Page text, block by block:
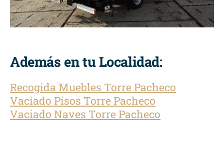
Además en tu Localidad:
Recogida Muebles Torre Pacheco
Vaciado Pisos Torre Pacheco
Vaciado Naves Torre Pacheco